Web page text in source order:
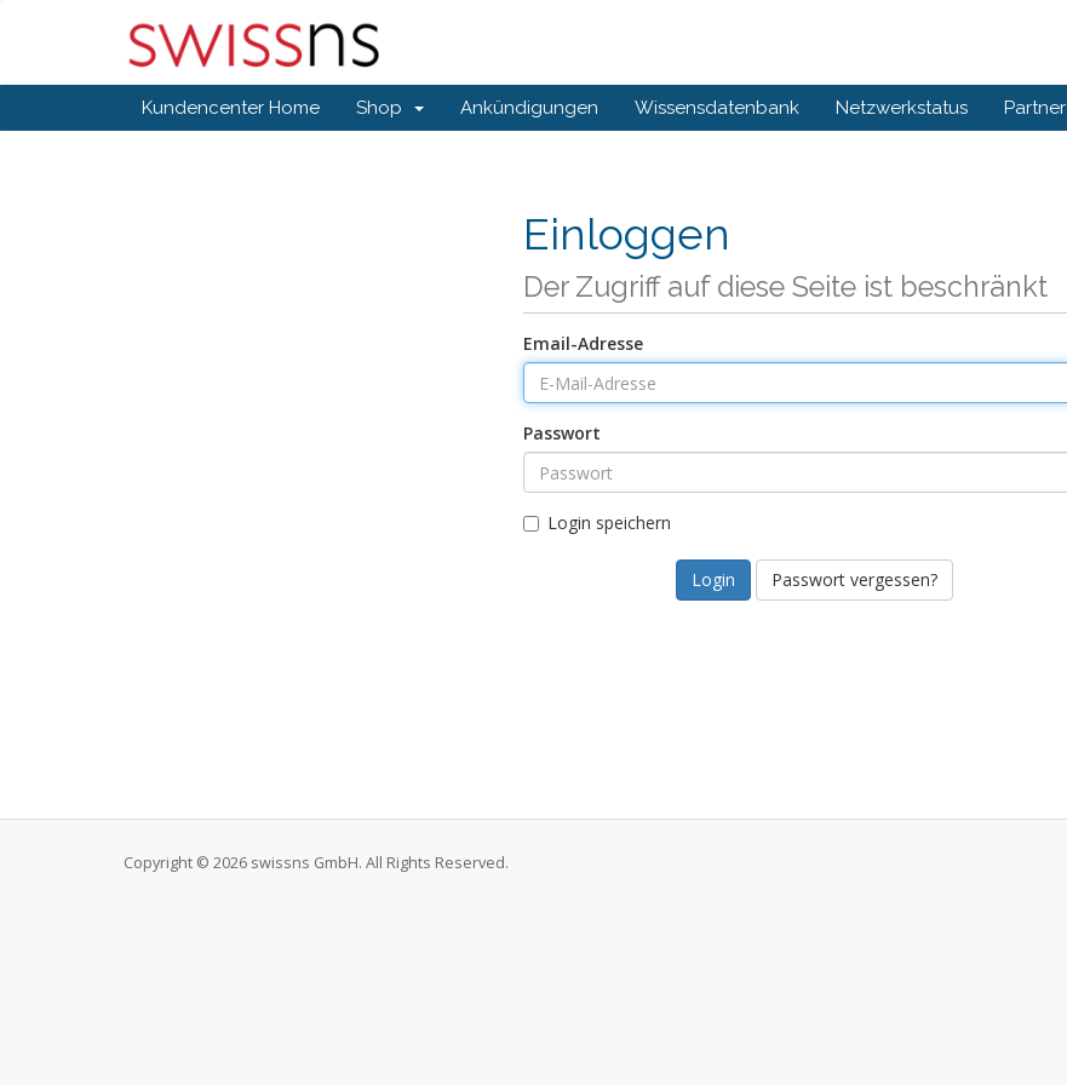
Kundencenter Home Shop Ankündigungen Wissensdatenbank Netzwerkstatus Partner
Einloggen
Der Zugriff auf diese Seite ist beschränkt
Email-Adresse
Passwort
Login speichern
Passwort vergessen?
Copyright © 2026 swissns GmbH. All Rights Reserved.